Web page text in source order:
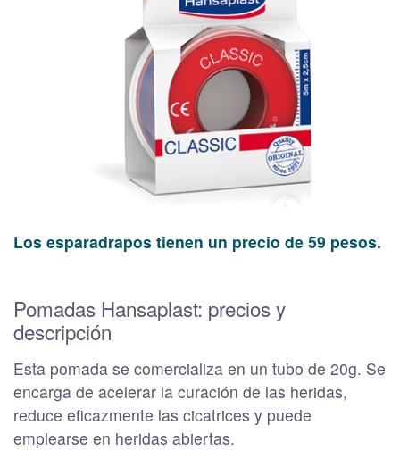
Los esparadrapos tienen un precio de 59 pesos.
Pomadas Hansaplast: precios y
descripción
Esta pomada se comercializa en un tubo de 20g. Se
encarga de acelerar la curación de las heridas,
reduce eficazmente las cicatrices y puede
emplearse en heridas abiertas.